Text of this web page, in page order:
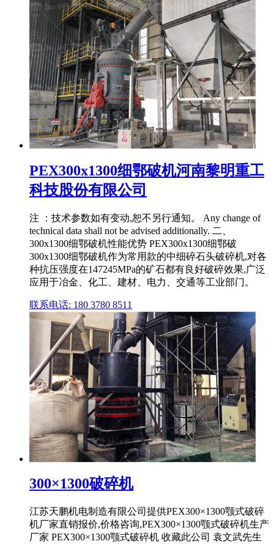
PEX300x1300细鄂破机河南黎明重工
科技股份有限公司
注 ：技术参数如有变动,恕不另行通知。 Any change of
technical data shall not be advised additionally. 二、
300x1300细鄂破机性能优势 PEX300x1300细鄂破
300x1300细鄂破机作为常用款的中细碎石头破碎机,对各
种抗压强度在147245MPa的矿石都有良好破碎效果,广泛
应用于冶金、化工、建材、电力、交通等工业部门。
联系电话: 180 3780 8511
300×1300破碎机
江苏天鹏机电制造有限公司提供PEX300×1300颚式破碎
机厂家直销报价,价格咨询,PEX300×1300颚式破碎机生产
厂家 PEX300×1300颚式破碎机 收藏此公司 袁文武先生